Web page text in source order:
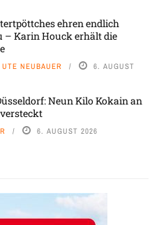
ehren endlich
– Karin Houck erhält die
NEUBAUER 6. AUGUST
Neun Kilo Kokain an
6. AUGUST 2026